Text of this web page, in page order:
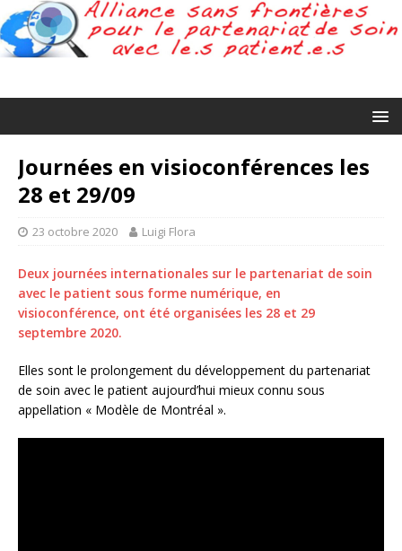
Journées en visioconférences les
28 et 29/09
23 octobre 2020 Luigi Flora
Deux journées internationales sur le partenariat de soin
avec le patient sous forme numérique, en
visioconférence, ont été organisées les 28 et 29
septembre 2020.
Elles sont le prolongement du développement du partenariat
de soin avec le patient aujourd’hui mieux connu sous
appellation « Modèle de Montréal ».